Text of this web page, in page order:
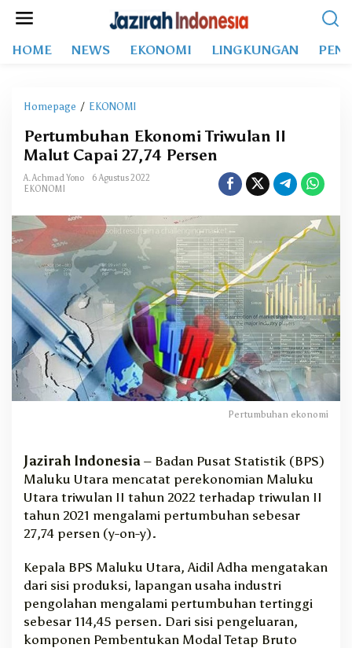
HOME NEWS EKONOMI LINGKUNGAN
Homepage / EKONOMI
r
t
u
h
a
n
E
k
o
n
o
m
i
T
l
a
n
I
I
a
l
t
C
a
Pertumbuhan Ekonomi Triwulan II
Malut Capai 27,74 Persen
A. Achmad Yono
6 Agustus 2022
EKONOMI
Pertumbuhan ekonomi
Jazirah Indonesia – Badan Pusat Statistik (BPS)
Maluku Utara mencatat perekonomian Maluku
Utara triwulan II tahun 2022 terhadap triwulan II
tahun 2021 mengalami pertumbuhan sebesar
27,74 persen (y-on-y).
Kepala BPS Maluku Utara, Aidil Adha mengatakan
dari sisi produksi, lapangan usaha industri
pengolahan mengalami pertumbuhan tertinggi
sebesar 114,45 persen. Dari sisi pengeluaran,
komponen Pembentukan Modal Tetap Bruto